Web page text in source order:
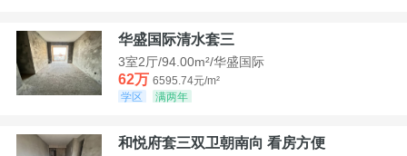
华盛国际清水套三
3室2厅/94.00m²/华盛国际
62万 6595.74元/m²
学区
满两年
和悦府套三双卫朝南向 看房方便